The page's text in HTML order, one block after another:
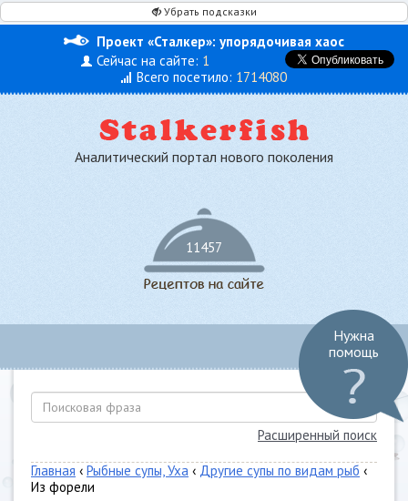
Убрать подсказки
Проект «Сталкер»: упорядочивая хаос
Сейчас на сайте: 1
Всего посетило: 1714080
Аналитический портал нового поколения
11457
Расширенный поиск
Главная ‹ Рыбные супы, Уха ‹ Другие супы по видам рыб ‹
Из форели
Нужна
помощь